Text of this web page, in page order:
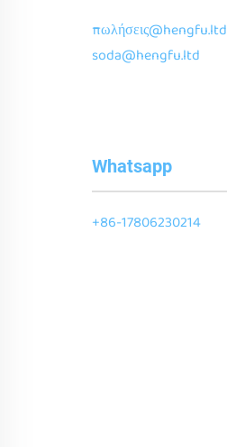
πωλήσεις@hengfu.ltd
soda@hengfu.ltd
Whatsapp
+86-17806230214